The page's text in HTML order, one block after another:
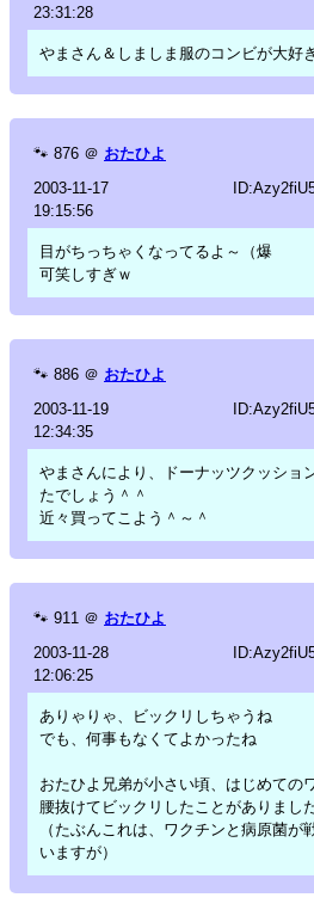
23:31:28
やまさん＆しましま服のコンビが大好
🐾 876 ＠ おたひよ
2003-11-17
19:15:56
目がちっちゃくなってるよ～（爆
可笑しすぎｗ
🐾 886 ＠ おたひよ
2003-11-19
12:34:35
やまさんにより、ドーナッツクッショ
たでしょう＾＾
近々買ってこよう＾～＾
🐾 911 ＠ おたひよ
2003-11-28
12:06:25
ありゃりゃ、ビックリしちゃうね
でも、何事もなくてよかったね
おたひよ兄弟が小さい頃、はじめての
腰抜けてビックリしたことがありました
（たぶんこれは、ワクチンと病原菌が
いますが）